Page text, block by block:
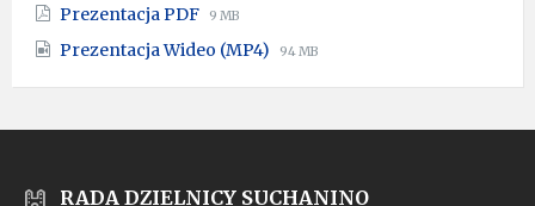
Prezentacja PDF File
pdf
File
9 MB
Prezentacja Wideo (MP4) File
mp4
File
94 MB
RADA DZIELNICY SUCHANINO